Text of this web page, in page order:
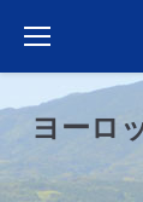
ヨーロ